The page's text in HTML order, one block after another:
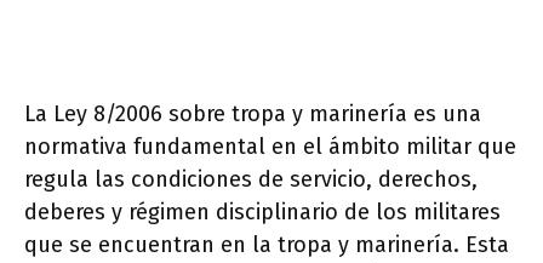
La Ley 8/2006 sobre tropa y marinería es una
normativa fundamental en el ámbito militar que
regula las condiciones de servicio, derechos,
deberes y régimen disciplinario de los militares
que se encuentran en la tropa y marinería. Esta